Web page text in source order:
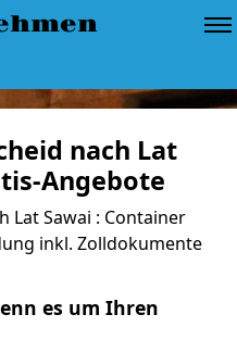
nach Lat
Angebote
Lat Sawai : Container
inkl. Zolldokumente
es um Ihren